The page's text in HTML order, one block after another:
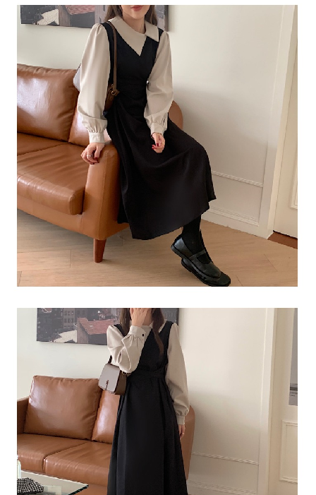
１．簡單：不需註冊會員、不需綁卡、不需儲值。
２．便利：只要手機號碼，簡訊認證，即可結帳。
３．安心：先確認商品／服務後，再付款。
【「AFTEE先享後付」結帳流程】
１．於結帳方式選擇「AFTEE先享後付」後，將跳轉至「AFTEE先享後付」
結帳頁面，進行簡訊認證並確認金額後，即可完成結帳。
２．訂單成立數日內，您將收到繳費通知簡訊。
３．收到繳費通知簡訊後14天內，點擊此簡訊中的連結，可透過四大超商／
ATM／網路銀行／等多元方式進行付款，方視為交易完成。
※ 請注意：結帳手續完成當下不需立刻繳費，但若您需要取消訂單，請聯絡
購買商品的店家。未經商家同意取消之訂單仍視為有效，需透過AFTEE先享
後付繳納相關費用。
※ 交易是否成功請以「AFTEE先享後付 」之結帳頁面顯示為準，若有關於
是否繳費成功／繳費後需取消欲退款等相關疑問，請聯繫「AFTEE先享後付
客戶支援中心」 https://netprotections.freshdesk.com/support/home
【注意事項】
１．透過由恩沛科技股份有限公司提供之「AFTEE先享後付」服務完成之交
易，需依本服務之必要範圍內提供個人資料，並將交易相關給付款項請求債
權轉讓予恩沛科技股份有限公司。
２．關於個人資料處理事宜，請瀏覽以下網址：
https://aftee.tw/terms/#terms3
「AFTEE先享後付」，若未經同意申辦者引起之損失，本公司不負相關責
４．使用「AFTEE先享後付」時，將依據個別帳號之用戶狀況，依本公司即
時審查核予不同之上限額度；若仍有額度不足之情形，本公司將視審查結果
請求用戶進行身份認證。
５．嚴禁一人註冊多個帳號或使用他人資訊註冊。若發現惡意使用之情形，
恩沛科技股份有限公司將有權停止該用戶之使用額度並採取法律行動。
運送方式
每筆NT$80，滿NT$1,500(含以上)免運費
付款後全家取貨
每筆NT$80，滿NT$1,500(含以上)免運費
萊爾富取貨付款
每筆NT$80，滿NT$1,500(含以上)免運費
付款後萊爾富取貨
每筆NT$80，滿NT$1,500(含以上)免運費
離島取貨加價40
每筆NT$80，滿NT$1,500(含以上)免運費
付款後7-11取貨
每筆NT$80，滿NT$1,500(含以上)免運費
宅配
每筆NT$100，滿NT$1,500(含以上)免運費